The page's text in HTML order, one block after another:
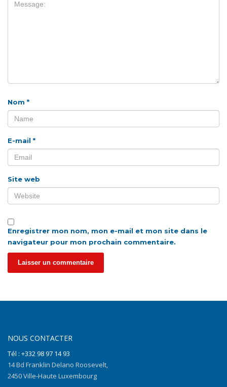
Nom *
E-mail *
Site web
Enregistrer mon nom, mon e-mail et mon site dans le
navigateur pour mon prochain commentaire.
NOUS CONTACTER
Tél : +332 98 97 14 93
14 Bd Franklin Delano Roosevelt,
2450 Ville-Haute Luxembourg